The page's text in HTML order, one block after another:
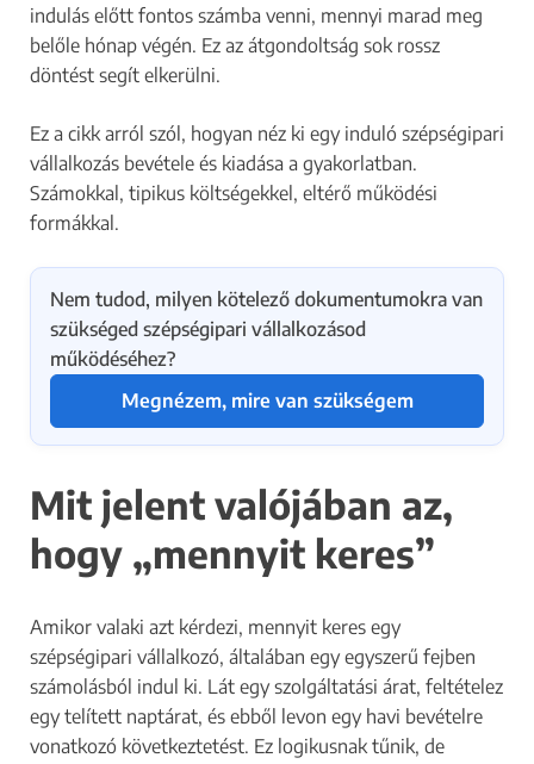
indulás előtt fontos számba venni, mennyi marad meg
belőle hónap végén. Ez az átgondoltság sok rossz
döntést segít elkerülni.
Ez a cikk arról szól, hogyan néz ki egy induló szépségipari
vállalkozás bevétele és kiadása a gyakorlatban.
Számokkal, tipikus költségekkel, eltérő működési
formákkal.
Nem tudod, milyen kötelező dokumentumokra van
szükséged szépségipari vállalkozásod
működéséhez?
Megnézem, mire van szükségem
Mit jelent valójában az,
hogy „mennyit keres”
Amikor valaki azt kérdezi, mennyit keres egy
szépségipari vállalkozó, általában egy egyszerű fejben
számolásból indul ki. Lát egy szolgáltatási árat, feltételez
egy telített naptárat, és ebből levon egy havi bevételre
vonatkozó következtetést. Ez logikusnak tűnik, de